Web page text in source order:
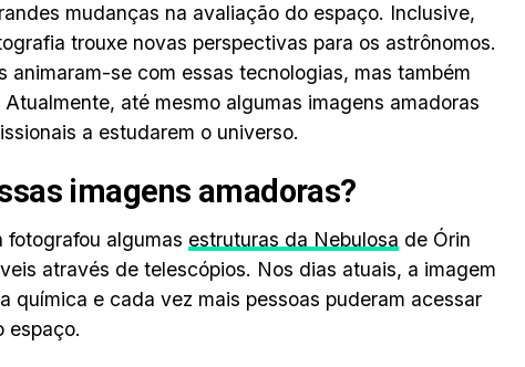
mudanças na avaliação do espaço. Inclusive,
trouxe novas perspectivas para os astrônomos.
animaram-se com essas tecnologias, mas também
até mesmo algumas imagens amadoras
a estudarem o universo.
imagens amadoras?
fotografou algumas estruturas da Nebulosa de Órin
através de telescópios. Nos dias atuais, a imagem
química e cada vez mais pessoas puderam acessar
espaço.